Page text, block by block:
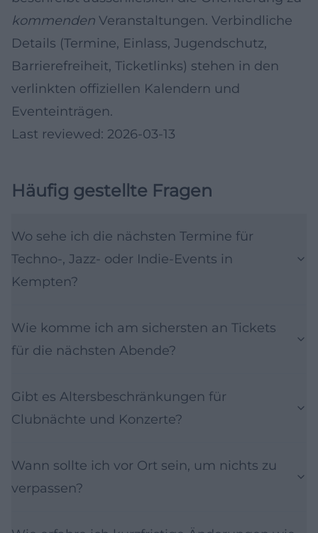
kommenden Veranstaltungen. Verbindliche
Details (Termine, Einlass, Jugendschutz,
Barrierefreiheit, Ticketlinks) stehen in den
verlinkten offiziellen Kalendern und
Eventeinträgen.
Last reviewed: 2026-03-13
Häufig gestellte Fragen
Wo sehe ich die nächsten Termine für
Techno-, Jazz- oder Indie-Events in
Kempten?
Wie komme ich am sichersten an Tickets
für die nächsten Abende?
Gibt es Altersbeschränkungen für
Clubnächte und Konzerte?
Wann sollte ich vor Ort sein, um nichts zu
verpassen?